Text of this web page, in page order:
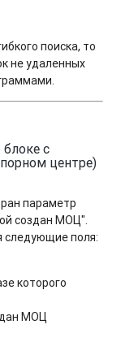
поиска, то
не удаленных
блоке с
центре)
параметр
создан МОЦ".
следующие поля:
которого
МОЦ